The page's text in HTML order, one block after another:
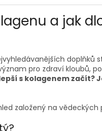
a jak
doplňků
pro zdraví kloubů,
s kolagenem začít?
založený na